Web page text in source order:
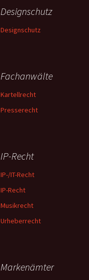
Designschutz
Designschutz
Fachanwälte
Kartellrecht
Presserecht
IP-Recht
IP-/IT-Recht
IP-Recht
Musikrecht
Urheberrecht
Markenämter